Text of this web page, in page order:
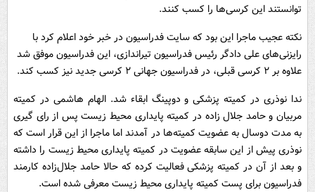
توانستند این کرسی‌ها را کسب کنند.
نکته عجیب ماجرا این بود که سایت فدراسیون در خبر خود اعلام کرد با
رایزنی‌های علی دادگر رئیس فدراسیون تیراندازی، این فدراسیون موفق شد
علاوه بر ۲ کرسی قبلی، در فدراسیون جهانی ۲ کرسی جدید نیز کسب کند.
ندا نوذری در کمیته پزشکی و دوپینگ ابقاء شد. الهام هاشمی در کمیته
مربیان و حامد جلال زاده در کمیته پایداری محیط زیست پس از رای گیری
به مدت دوسال به عضویت کمیته‌ها در آمدند اما ماجرا از این قرار است که
نوذری پیش از این سابقه عضویت در کمیته پایداری محیط زیست را داشته
و بعد از آن در کمیته پزشکی فعالیت کرده که حالا حامد جلال‌زاده کارمند
فدراسیون برای پست کمیته پایداری محیط زیست معرفی شده است.